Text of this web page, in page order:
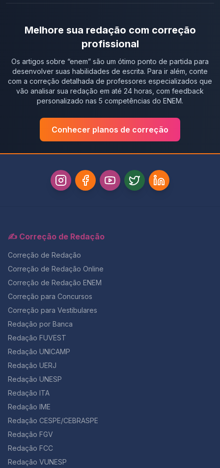
Melhore sua redação com correção
profissional
Os artigos sobre “enem” são um ótimo ponto de partida para
desenvolver suas habilidades de escrita. Para ir além, conte
com a correção detalhada de professores especializados que
vão analisar sua redação em até 24 horas, com feedback
personalizado nas 5 competências do ENEM.
Conhecer planos de correção
✍️ Correção de Redação
Correção de Redação
Correção de Redação Online
Correção de Redação ENEM
Correção para Concursos
Correção para Vestibulares
Redação por Banca
Redação FUVEST
Redação UNICAMP
Redação UERJ
Redação UNESP
Redação ITA
Redação IME
Redação CESPE/CEBRASPE
Redação FGV
Redação FCC
Redação VUNESP